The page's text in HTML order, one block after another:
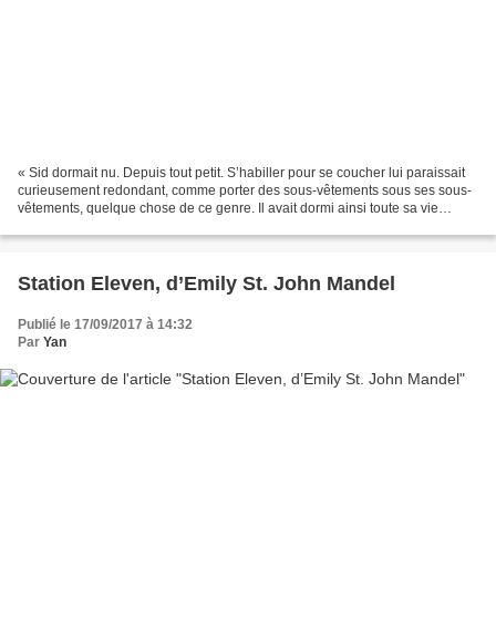
« Sid dormait nu. Depuis tout petit. S’habiller pour se coucher lui paraissait
curieusement redondant, comme porter des sous-vêtements sous ses sous-
vêtements, quelque chose de ce genre. Il avait dormi ainsi toute sa vie
Station Eleven, d’Emily St. John Mandel
Publié le 17/09/2017 à 14:32
Par Yan